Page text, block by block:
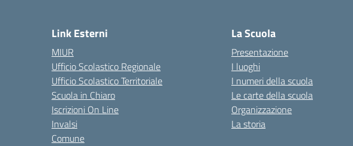
Link Esterni
MIUR
Ufficio Scolastico Regionale
Ufficio Scolastico Territoriale
Scuola in Chiaro
Iscrizioni On Line
Invalsi
Comune
La Scuola
Presentazione
I luoghi
I numeri della scuola
Le carte della scuola
Organizzazione
La storia